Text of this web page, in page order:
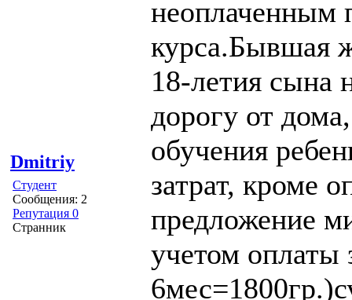
Dmitriy
Студент
Сообщения: 2
Репутация 0
Странник
неоплаченным
курса.Бывшая
18-летия сына
дорогу от
обучения
затрат, кроме
предложение
учетом оплаты